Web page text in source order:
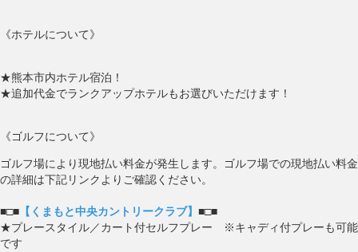
《ホテルについて》
★熊本市内ホテル宿泊！
★追加代金でランクアップホテルもお選びいただけます！
《ゴルフについて》
ゴルフ場により現地払い料金が発生します。ゴルフ場での現地払い料金
の詳細は下記リンクよりご確認ください。
■□■ 【くまもと中央カントリークラブ】 ■□■
★プレースタイル／カート付セルフプレー ※キャディ付プレーも可能
です